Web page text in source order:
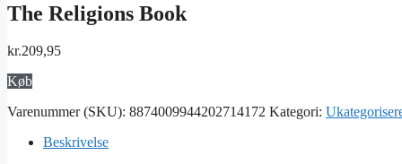
The Religions Book
kr.209,95
Køb
Varenummer (SKU): 8874009944202714172 Kategori:
Beskrivelse